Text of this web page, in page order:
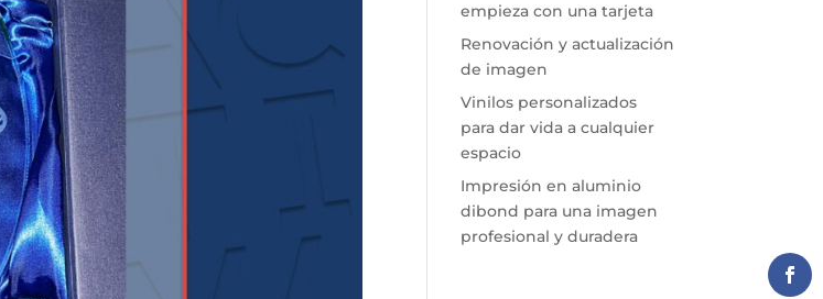
empieza con una tarjeta
Renovación y actualización
de imagen
Vinilos personalizados
para dar vida a cualquier
espacio
Impresión en aluminio
dibond para una imagen
profesional y duradera